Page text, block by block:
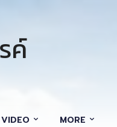
ค์
VIDEO MORE